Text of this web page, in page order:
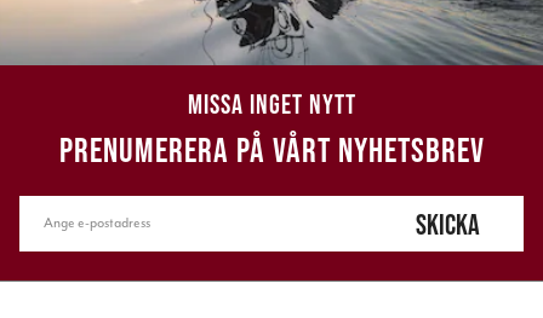
MISSA INGET NYTT
PRENUMERERA PÅ VÅRT NYHETSBREV
SKICKA